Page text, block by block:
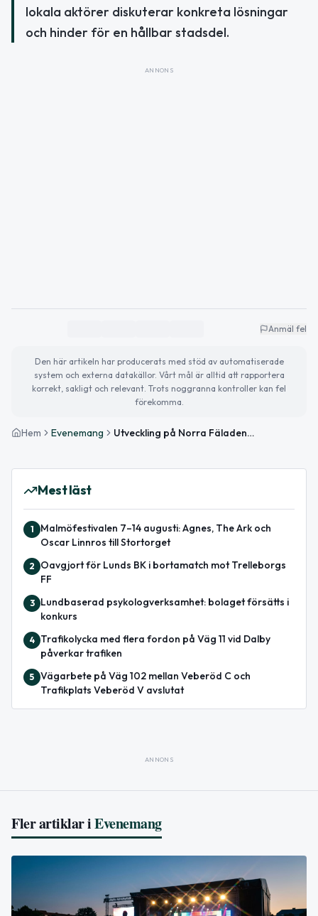
lokala aktörer diskuterar konkreta lösningar
och hinder för en hållbar stadsdel.
ANNONS
Anmäl fel
Den här artikeln har producerats med stöd av automatiserade
system och externa datakällor. Vårt mål är alltid att rapportera
korrekt, sakligt och relevant. Trots noggranna kontroller kan fel
förekomma.
Hem Evenemang Utveckling på Norra Fäladen – Hur skapar vi en hållbar stadsdel?
Mest läst
1
Malmöfestivalen 7–14 augusti: Agnes, The Ark och
Oscar Linnros till Stortorget
2
Oavgjort för Lunds BK i bortamatch mot Trelleborgs
FF
3
Lundbaserad psykologverksamhet: bolaget försätts i
konkurs
4
Trafikolycka med flera fordon på Väg 11 vid Dalby
påverkar trafiken
5 Vägarbete på Väg 102 mellan Veberöd C och
Trafikplats Veberöd V avslutat
ANNONS
Fler artiklar iEvenemang